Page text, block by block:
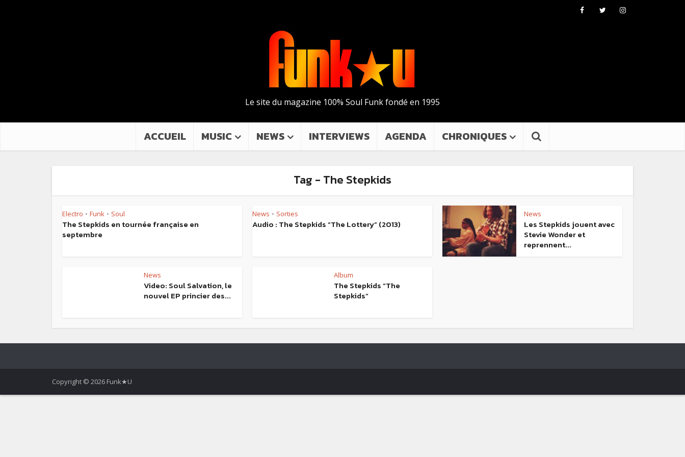
Le site du magazine 100% Soul Funk fondé en 1995
ACCUEIL MUSIC NEWS INTERVIEWS AGENDA CHRONIQUES
Tag - The Stepkids
Electro • Funk • Soul
The Stepkids en tournée française en
septembre
News • Sorties
Audio : The Stepkids “The Lottery” (2013)
News
Les Stepkids jouent avec
Stevie Wonder et
reprennent...
News
Video: Soul Salvation, le
nouvel EP princier des...
Album
The Stepkids “The
Stepkids”
Copyright © 2026 Funk★U